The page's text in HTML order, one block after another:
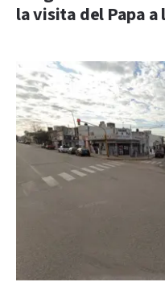
la visita del Papa